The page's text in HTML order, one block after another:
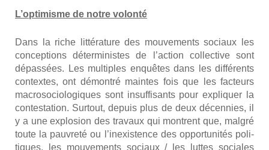
L’optimisme de notre volon­té
Dans la riche lit­té­ra­ture des mou­ve­ments sociaux les
concep­tions déter­mi­nistes de l’action col­lec­tive sont
dépas­sées. Les mul­tiples enquêtes dans les dif­fé­rents
contextes, ont démon­tré maintes fois que les fac­teurs
macro­so­cio­lo­giques sont insuf­fi­sants pour expli­quer la
contes­ta­tion. Sur­tout, depuis plus de deux décen­nies, il
y a une explo­sion des tra­vaux qui montrent que, mal­gré
toute la pau­vre­té ou l’inexistence des oppor­tu­ni­tés poli­
tiques, les mou­ve­ments sociaux / les luttes sociales